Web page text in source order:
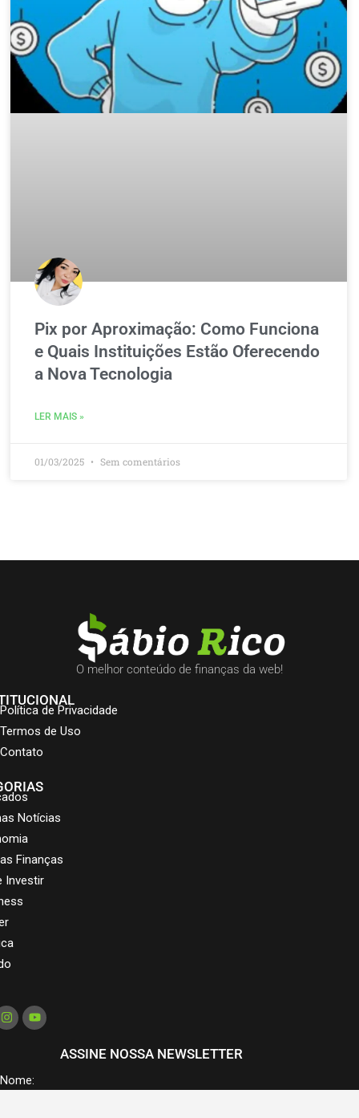
Pix por Aproximação: Como Funciona
e Quais Instituições Estão Oferecendo
a Nova Tecnologia
LER MAIS »
01/03/2025 Sem comentários
O melhor conteúdo de finanças da web!
Política de Privacidade
Termos de Uso
Contato
Notícias
Finanças
Investir
ASSINE NOSSA NEWSLETTER
Nome: